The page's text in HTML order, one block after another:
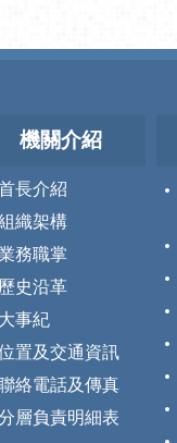
機關介紹
長介紹
織架構
務職掌
歷史沿革
大事紀
置及交通資訊
絡電話及傳真
層負責明細表